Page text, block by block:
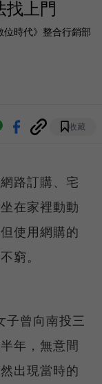
找上門
位時代》整合行銷部
收藏
路訂購、宅
在家裡動動
使用網購的
窮。
曾向南投三
年，無意間
出現當時的